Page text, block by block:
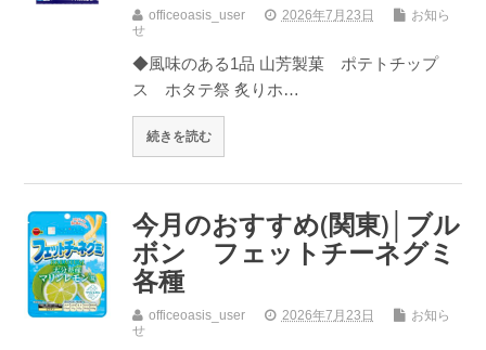
officeoasis_user 2026年7月23日
お知ら
せ
◆風味のある1品 山芳製菓 ポテトチップ
ス ホタテ祭 炙りホ…
続きを読む
今月のおすすめ(関東)│ブル
ボン フェットチーネグミ
各種
officeoasis_user 2026年7月23日
お知ら
せ